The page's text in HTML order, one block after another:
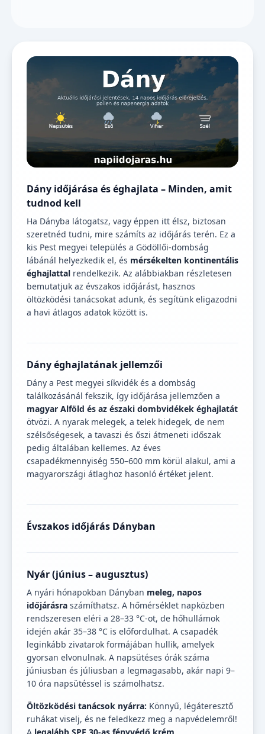
Dány időjárása és éghajlata – Minden, amit
tudnod kell
Ha Dányba látogatsz, vagy éppen itt élsz, biztosan
szeretnéd tudni, mire számíts az időjárás terén. Ez a
kis Pest megyei település a Gödöllői-dombság
lábánál helyezkedik el, és mérsékelten kontinentális
éghajlattal rendelkezik. Az alábbiakban részletesen
bemutatjuk az évszakos időjárást, hasznos
öltözködési tanácsokat adunk, és segítünk eligazodni
a havi átlagos adatok között is.
Dány éghajlatának jellemzői
Dány a Pest megyei síkvidék és a dombság
találkozásánál fekszik, így időjárása jellemzően a
magyar Alföld és az északi dombvidékek éghajlatát
ötvözi. A nyarak melegek, a telek hidegek, de nem
szélsőségesek, a tavaszi és őszi átmeneti időszak
pedig általában kellemes. Az éves
csapadékmennyiség 550–600 mm körül alakul, ami a
magyarországi átlaghoz hasonló értéket jelent.
Évszakos időjárás Dányban
Nyár (június – augusztus)
A nyári hónapokban Dányban meleg, napos
időjárásra számíthatsz. A hőmérséklet napközben
rendszeresen eléri a 28–33 °C-ot, de hőhullámok
idején akár 35–38 °C is előfordulhat. A csapadék
leginkább zivatarok formájában hullik, amelyek
gyorsan elvonulnak. A napsütéses órák száma
júniusban és júliusban a legmagasabb, akár napi 9–
10 óra napsütéssel is számolhatsz.
Öltözködési tanácsok nyárra: Könnyű, légáteresztő
ruhákat viselj, és ne feledkezz meg a napvédelemről!
A legalább SPF 30-as fényvédő krém